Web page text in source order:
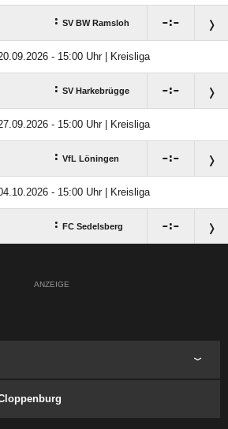
: SV BW Ramsloh :
- 15:00 Uhr | Kreisliga
: SV Harkebrügge :
- 15:00 Uhr | Kreisliga
: VfL Löningen :
- 15:00 Uhr | Kreisliga
: FC Sedelsberg :
ANZEIGE